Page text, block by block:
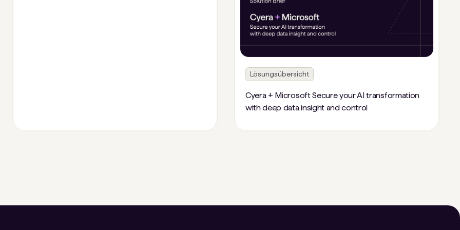
Lösungsübersicht
Cyera + Microsoft Secure your AI transformation
with deep data insight and control